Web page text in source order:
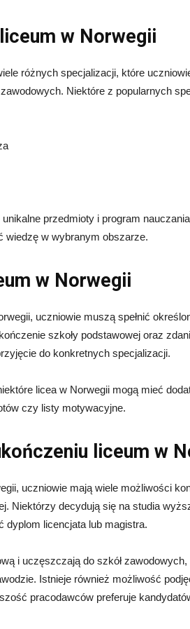
w Norwegii
różnych specjalizacji, które
Niektóre z popularnych
przedmioty i program
wiedzę w wybranym obszarze.
w Norwegii
uczniowie muszą spełnić
szkoły podstawowej oraz
do konkretnych specjalizacji.
licea w Norwegii mogą mieć
czy listy motywacyjne.
liceum w
uczniowie mają wiele możliwości
Niektórzy decydują się na studia
licencjata lub magistra.
i uczęszczają do szkół
Istnieje również możliwość
pracodawców preferuje